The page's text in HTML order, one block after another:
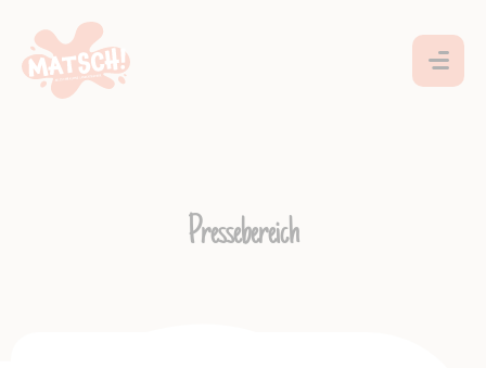
Pressebereich